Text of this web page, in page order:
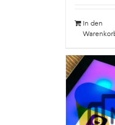
In den